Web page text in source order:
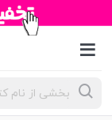
جستجوی
محصولات